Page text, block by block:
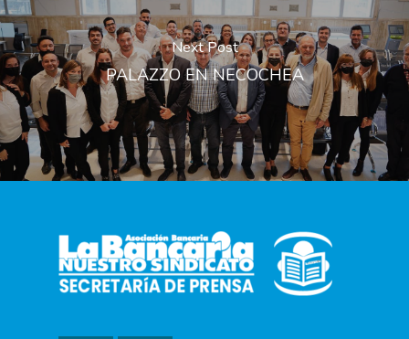
Next Post
PALAZZO EN NECOCHEA